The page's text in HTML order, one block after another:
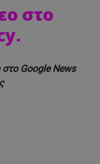
στο
Google News